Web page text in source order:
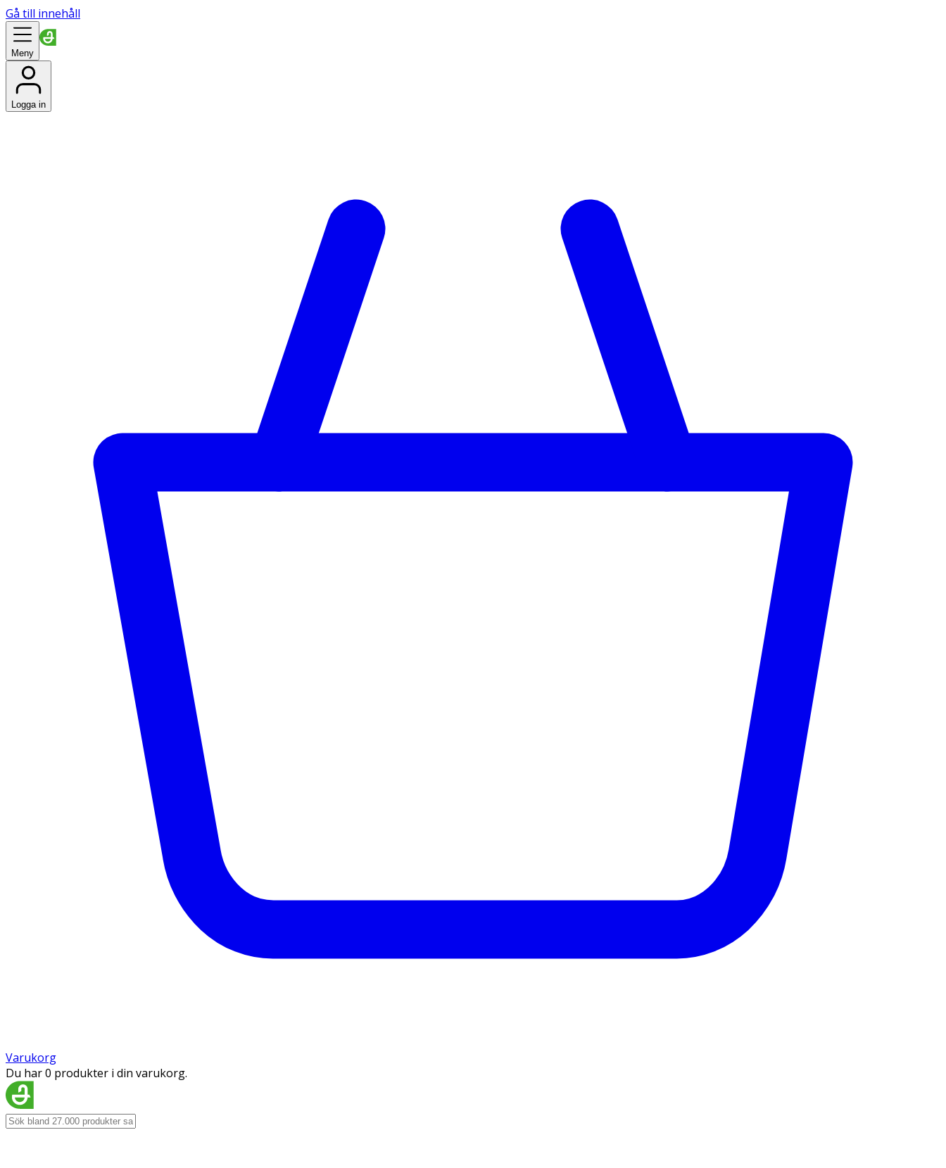
Gå till innehåll
Meny
Logga in
Varukorg
Du har 0 produkter i din varukorg.